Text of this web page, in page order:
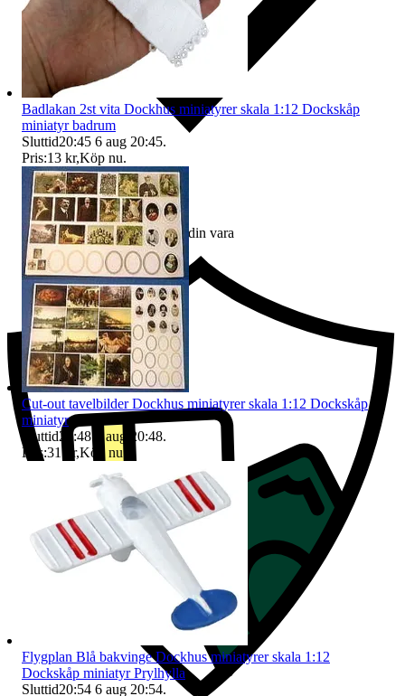
Ersättning om du inte får din vara
Badlakan 2st vita Dockhus miniatyrer skala 1:12 Dockskåp
miniatyr badrum
Sluttid20:45 6 aug 20:45.
Pris:13 kr,Köp nu.
Cut-out tavelbilder Dockhus miniatyrer skala 1:12 Dockskåp
miniatyr
Sluttid20:48 6 aug 20:48.
Pris:31 kr,Köp nu.
Flygplan Blå bakvinge Dockhus miniatyrer skala 1:12
Dockskåp miniatyr Prylhylla
Sluttid20:54 6 aug 20:54.